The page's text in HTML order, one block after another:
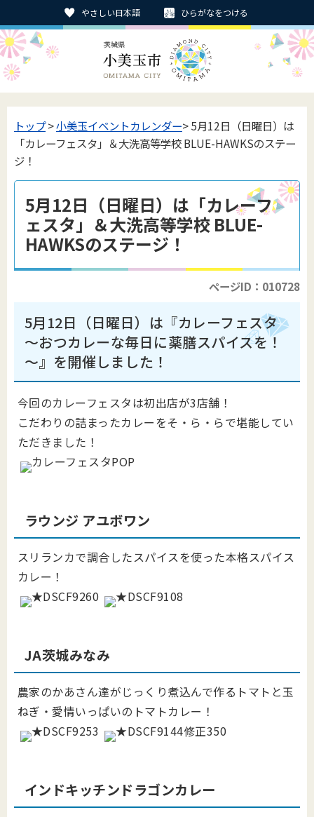
やさしい日本語 ひらがなをつける
トップ>小美玉イベントカレンダー> 5月12日（日曜日）は
「カレーフェスタ」＆大洗高等学校 BLUE-HAWKSのステー
ジ！
5月12日（日曜日）は「カレーフ
ェスタ」＆大洗高等学校 BLUE-
HAWKSのステージ！
ページID：010728
5月12日（日曜日）は『カレーフェスタ
～おつカレーな毎日に薬膳スパイスを！
～』を開催しました！
今回のカレーフェスタは初出店が3店舗！
こだわりの詰まったカレーをそ・ら・らで堪能してい
ただきました！
ラウンジ アユボワン
スリランカで調合したスパイスを使った本格スパイス
カレー！
JA茨城みなみ
農家のかあさん達がじっくり煮込んで作るトマトと玉
ねぎ・愛情いっぱいのトマトカレー！
インドキッチンドラゴンカレー